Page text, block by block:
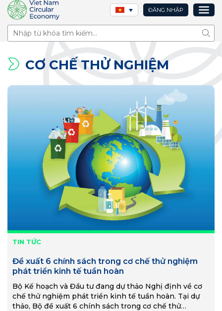
ĐĂNG NHẬP
Tìm
CƠ CHẾ THỬ NGHIỆM
TIN TỨC
Đề xuất 6 chính sách trong cơ chế thử nghiệm
phát triển kinh tế tuần hoàn
Bộ Kế hoạch và Đầu tư đang dự thảo Nghị định về cơ
chế thử nghiệm phát triển kinh tế tuần hoàn. Tại dự
thảo, Bộ đề xuất 6 chính sách trong cơ chế thử